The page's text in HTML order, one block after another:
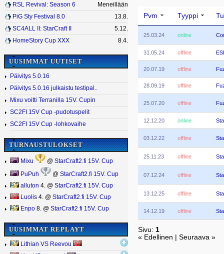
RSL Revival: Season 6
Meneillään
PiG Sty Festival 8.0
13.8.
SC4ALL II: StarCraft II
5.12.
HomeStory Cup XXX
8.4.
UUSIMMAT UUTISET
Päivitys 5.0.16
Päivitys 5.0.16 julkaistu testipal..
Mixu voitti Terranilla 15V. Cupin
SC2FI 15V Cup -pudotuspelit
SC2FI 15V Cup -lohkovaihe
TURNAUSTULOKSET
Mixu @ StarCraft2.fi 15V. Cup
PuPuh @ StarCraft2.fi 15V. Cup
alluton 4. @ StarCraft2.fi 15V. Cup
Luolis 4. @ StarCraft2.fi 15V. Cup
Enpo 8. @ StarCraft2.fi 15V. Cup
UUSIMMAT REPLAYT
Lithian VS Reevou
Pvm Tyyppi
25.03.24 online
31.05.24 offline
20.07.19 offline
28.09.19 offline
25.07.20 offline
12.12.20 online
03.12.22 offline
25.11.23 offline
07.12.24 offline
13.12.25 offline
14.12.19 offline
Sivu: 1
« Edellinen | Seuraava »